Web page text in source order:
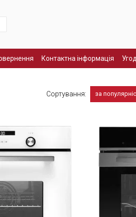
Контактна інформація
Сортування: за